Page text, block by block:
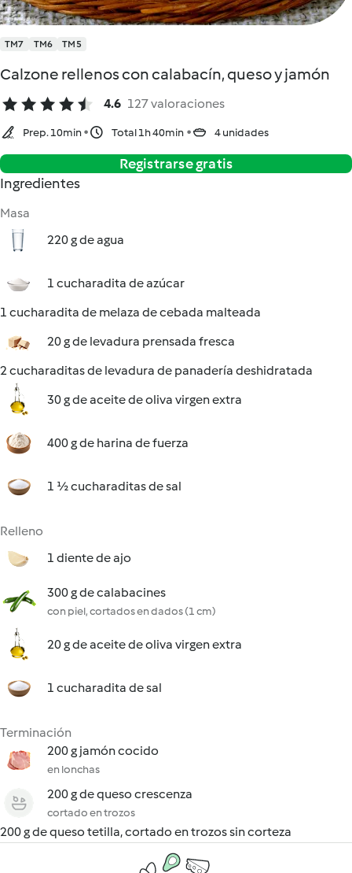
TM7 TM6 TM5
Calzone rellenos con calabacín, queso y jamón
4.6 127 valoraciones
Prep. 10min Total 1h 40min 4 unidades
Registrarse gratis
Ingredientes
Masa
220 g de agua
1 cucharadita de azúcar
1 cucharadita de melaza de cebada malteada
20 g de levadura prensada fresca
2 cucharaditas de levadura de panadería deshidratada
30 g de aceite de oliva virgen extra
400 g de harina de fuerza
1 ½ cucharaditas de sal
Relleno
1 diente de ajo
300 g de calabacines
con piel, cortados en dados (1 cm)
20 g de aceite de oliva virgen extra
1 cucharadita de sal
Terminación
200 g jamón cocido
en lonchas
200 g de queso crescenza
cortado en trozos
200 g de queso tetilla, cortado en trozos sin corteza